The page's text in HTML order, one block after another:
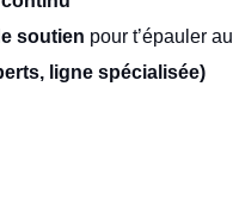
soutien pour t’épauler au
ligne spécialisée)